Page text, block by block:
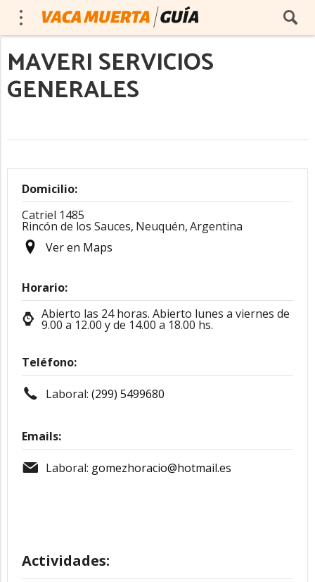
MAVERI SERVICIOS
GENERALES
Domicilio:
Catriel 1485
Rincón de los Sauces, Neuquén,Argentina
Ver en Maps
Horario:
Abierto las 24 horas. Abierto lunes a viernes de
9.00 a 12.00 y de 14.00 a 18.00 hs.
Teléfono:
Laboral: (299) 5499680
Emails:
Laboral: gomezhoracio@hotmail.es
Actividades: